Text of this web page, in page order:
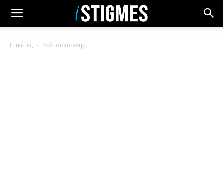
Ετικέτες Καλτσογιάννης